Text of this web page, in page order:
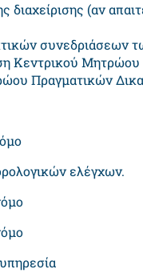
διαχείρισης (αν
συνεδριάσεων
Κεντρικού
Πραγματικών
ελέγχων.